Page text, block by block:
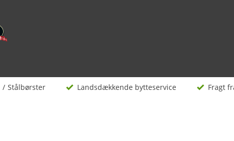
Stålbørster Landsdækkende bytteservice Fragt